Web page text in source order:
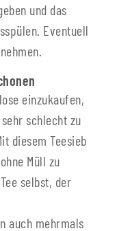
und das
Eventuell
einzukaufen,
schlecht zu
diesem Teesieb
Müll zu
selbst, der
auch mehrmals